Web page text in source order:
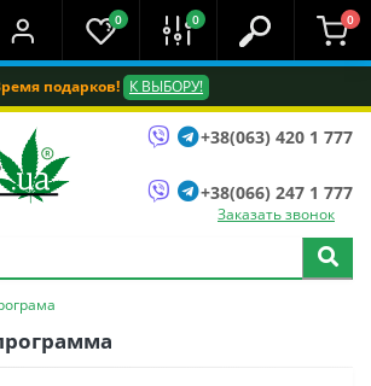
подарков! К ВЫБОРУ!
0 0 0
+38(063) 420 1 777
+38(066) 247 1 777
Заказать звонок